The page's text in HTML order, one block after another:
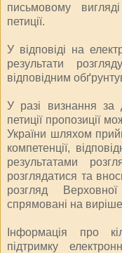
письмовому
петиції.
У відповіді на
результати
відповідним
У разі визнання за
петиції пропозиції
України шляхом
компетенції,
результатами
розглядатися та
розгляд
спрямовані на
Інформація про
підтримку